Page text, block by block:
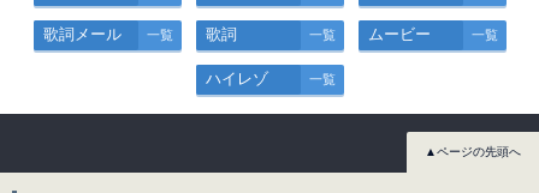
歌詞メール 一覧 歌詞 一覧 ムービー 一覧
ハイレゾ 一覧
▲ページの先頭へ